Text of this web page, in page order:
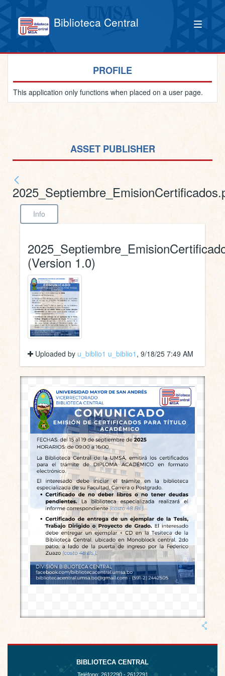
Biblioteca Central
PROFILE
This application only functions when placed on a user page.
ASSET PUBLISHER
Info
(Version 1.0)
Uploaded by u_biblio1 u_biblio1 , 9/18/25 7:49 AM
BIBLIOTECA CENTRAL
Teléfono: 2612290 - 2612291